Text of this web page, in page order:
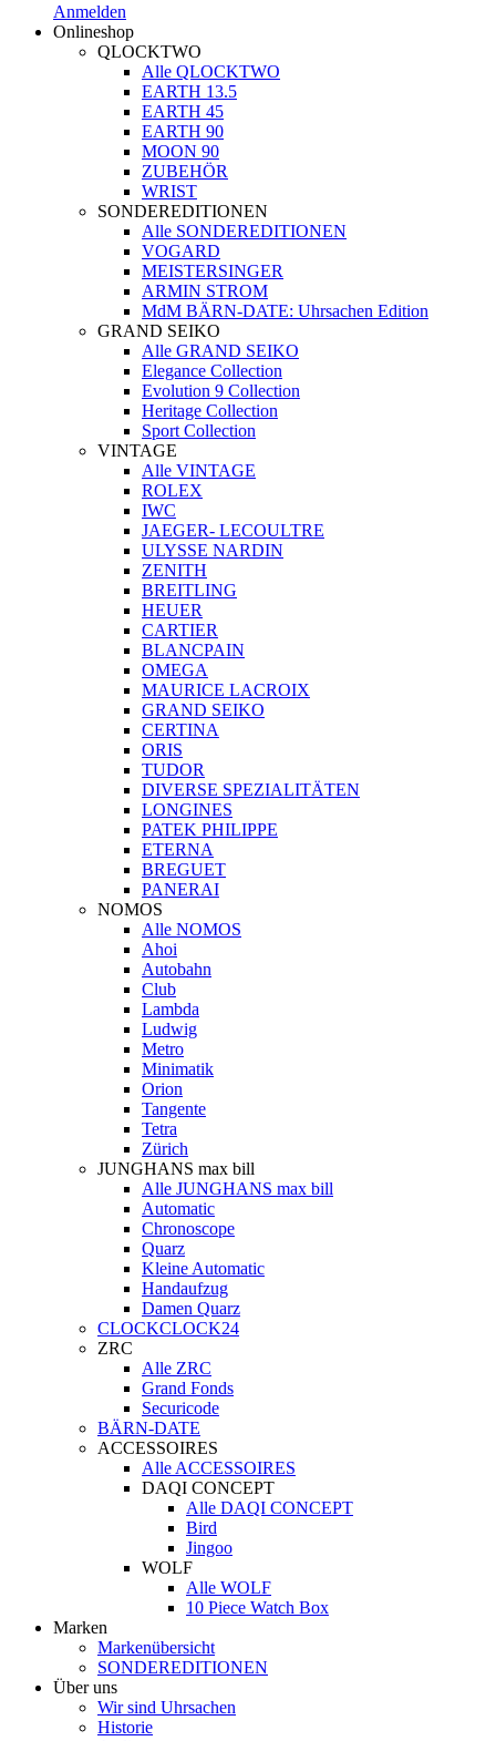
Anmelden
Onlineshop
QLOCKTWO
Alle QLOCKTWO
EARTH 13.5
EARTH 45
EARTH 90
MOON 90
ZUBEHÖR
WRIST
SONDEREDITIONEN
Alle SONDEREDITIONEN
VOGARD
MEISTERSINGER
ARMIN STROM
MdM BÄRN-DATE: Uhrsachen Edition
GRAND SEIKO
Alle GRAND SEIKO
Elegance Collection
Evolution 9 Collection
Heritage Collection
Sport Collection
VINTAGE
Alle VINTAGE
ROLEX
IWC
JAEGER- LECOULTRE
ULYSSE NARDIN
ZENITH
BREITLING
HEUER
CARTIER
BLANCPAIN
OMEGA
MAURICE LACROIX
GRAND SEIKO
CERTINA
ORIS
TUDOR
DIVERSE SPEZIALITÄTEN
LONGINES
PATEK PHILIPPE
ETERNA
BREGUET
PANERAI
NOMOS
Alle NOMOS
Ahoi
Autobahn
Club
Lambda
Ludwig
Metro
Minimatik
Orion
Tangente
Tetra
Zürich
JUNGHANS max bill
Alle JUNGHANS max bill
Automatic
Chronoscope
Quarz
Kleine Automatic
Handaufzug
Damen Quarz
CLOCKCLOCK24
ZRC
Alle ZRC
Grand Fonds
Securicode
BÄRN-DATE
ACCESSOIRES
Alle ACCESSOIRES
DAQI CONCEPT
Alle DAQI CONCEPT
Bird
Jingoo
WOLF
Alle WOLF
10 Piece Watch Box
Marken
Markenübersicht
SONDEREDITIONEN
Über uns
Wir sind Uhrsachen
Historie